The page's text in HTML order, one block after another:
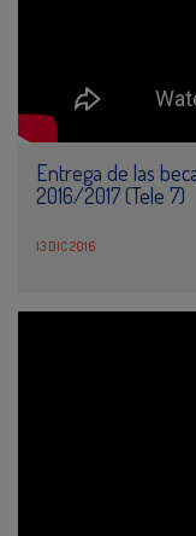
Entrega de las
2016/2017 (Tele 7)
13 DIC 2016